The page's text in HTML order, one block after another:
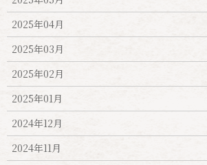
2025年04月
2025年03月
2025年02月
2025年01月
2024年12月
2024年11月